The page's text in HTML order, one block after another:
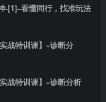
-[1]–看懂同行，找准玩法
战特训课】–诊断分
战特训课】–诊断分析